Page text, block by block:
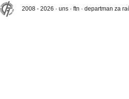
2008 - 2026 · uns · ftn · departman za